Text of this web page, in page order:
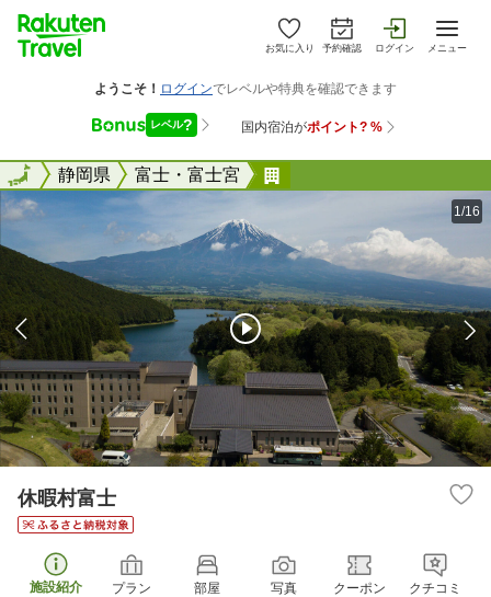
お気に入り 予約確認 ログイン メニュー
全国静岡県 富士・富士宮
全国
1/16
休暇村富士
施設紹介 プラン 部屋 写真 クーポン クチコミ